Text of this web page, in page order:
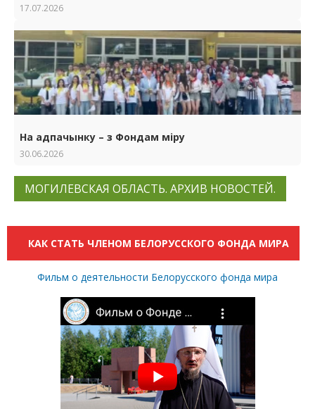
17.07.2026
На адпачынку – з Фондам міру
30.06.2026
МОГИЛЕВСКАЯ ОБЛАСТЬ. АРХИВ НОВОСТЕЙ.
КАК СТАТЬ ЧЛЕНОМ БЕЛОРУССКОГО ФОНДА МИРА
Фильм о деятельности Белорусского фонда мира